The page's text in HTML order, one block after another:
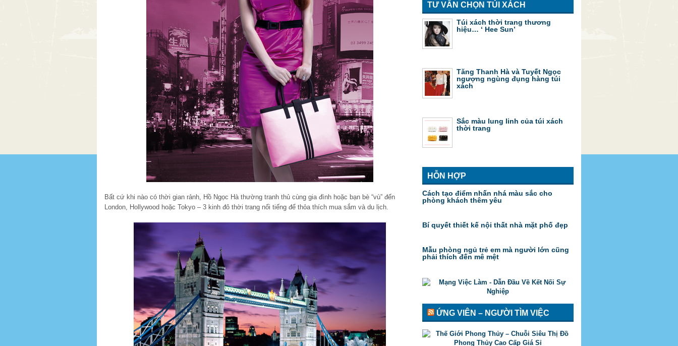
Bất cứ khi nào có thời gian rảnh, Hồ Ngọc Hà thường tranh thủ cùng gia đình hoặc bạn bè “vù” đến
London, Hollywood hoặc Tokyo – 3 kinh đô thời trang nổi tiếng để thỏa thích mua sắm và du lịch.
TƯ VẤN CHỌN TÚI XÁCH
Túi xách thời trang thương
hiệu… ‘ Hee Sun’
Tăng Thanh Hà và Tuyết Ngọc
ngượng ngùng đụng hàng túi
xách
Sắc màu lung linh của túi xách
thời trang
HỖN HỢP
Cách tạo điểm nhấn nhá màu sắc cho
phòng khách thêm yêu
Bí quyết thiết kế nội thất nhà mặt phố đẹp
Mẫu phòng ngủ trẻ em mà người lớn cũng
phải thích đến mê mệt
ỨNG VIÊN – NGƯỜI TÌM VIỆC